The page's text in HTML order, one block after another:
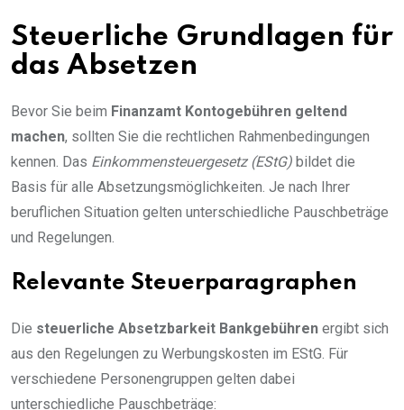
Steuerliche Grundlagen für
das Absetzen
Bevor Sie beim Finanzamt Kontogebühren geltend
machen, sollten Sie die rechtlichen Rahmenbedingungen
kennen. Das Einkommensteuergesetz (EStG) bildet die
Basis für alle Absetzungsmöglichkeiten. Je nach Ihrer
beruflichen Situation gelten unterschiedliche Pauschbeträge
und Regelungen.
Relevante Steuerparagraphen
Die steuerliche Absetzbarkeit Bankgebühren ergibt sich
aus den Regelungen zu Werbungskosten im EStG. Für
verschiedene Personengruppen gelten dabei
unterschiedliche Pauschbeträge: